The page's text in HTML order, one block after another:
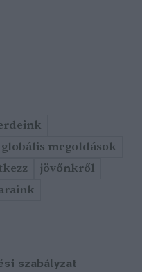
globális megoldások
jövőnkről
szabályzat